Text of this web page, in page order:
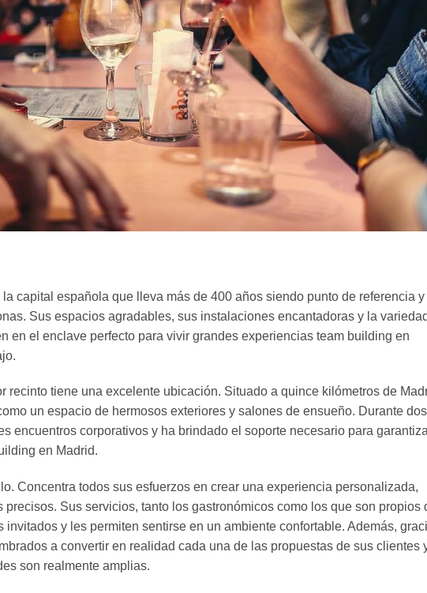
capital española que lleva más de 400 años siendo punto de referencia y
Sus espacios agradables, sus instalaciones encantadoras y la
en el enclave perfecto para vivir grandes experiencias team building en
recinto tiene una excelente ubicación. Situado a quince kilómetros de
un espacio de hermosos exteriores y salones de ensueño. Durante dos
encuentros corporativos y ha brindado el soporte necesario para
en Madrid.
Concentra todos sus esfuerzos en crear una experiencia personalizada,
precisos. Sus servicios, tanto los gastronómicos como los que son propios
invitados y les permiten sentirse en un ambiente confortable. Además,
a convertir en realidad cada una de las propuestas de sus clientes
son realmente amplias.